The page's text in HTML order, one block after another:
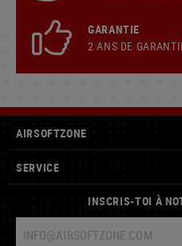
GARANTIE
2 ANS DE
AIRSOFTZONE
SERVICE
INSCRIS-TOI À